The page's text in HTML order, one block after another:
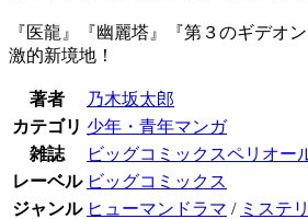
『医龍』『幽麗塔』『第３のギデオ
激的新境地！
著者
乃木坂太郎
カテゴリ 少年・青年マンガ
雑誌
ビッグコミックスペリオー
レーベル ビッグコミックス
ジャンル ヒューマンドラマ / ミステ